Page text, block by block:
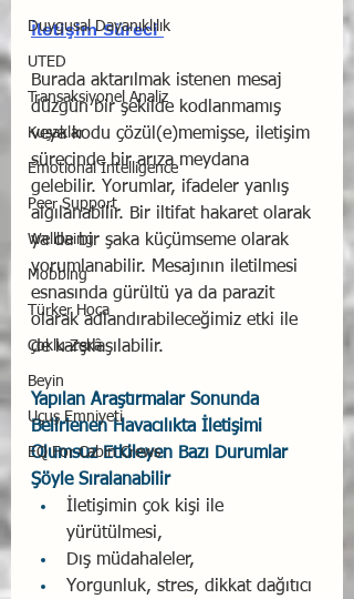
Duygusal Dayanıklılık
UTED
Transaksiyonel Analiz
Kuşaklar
Emotional Intelligence
Peer Support
Wellbeing
Mobbing
Türker Hoca
Çoklu Zekâ
Beyin
Uçuş Emniyeti
EQ For Cabin Crews
İletişim Süreci
Burada aktarılmak istenen mesaj
düzgün bir şekilde kodlanmamış
veya kodu çözül(e)memişse, iletişim
sürecinde bir arıza meydana
gelebilir. Yorumlar, ifadeler yanlış
algılanabilir. Bir iltifat hakaret olarak
ya da bir şaka küçümseme olarak
yorumlanabilir. Mesajının iletilmesi
esnasında gürültü ya da parazit
olarak adlandırabileceğimiz etki ile
de karşılaşılabilir.
Yapılan Araştırmalar Sonunda
Belirlenen Havacılıkta İletişimi
Olumsuz Etkileyen Bazı Durumlar
Şöyle Sıralanabilir
İletişimin çok kişi ile
yürütülmesi,
Dış müdahaleler,
Yorgunluk, stres, dikkat dağıtıcı